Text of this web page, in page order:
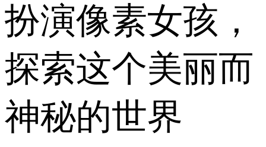
扮演像素女孩，
探索这个美丽而
神秘的世界